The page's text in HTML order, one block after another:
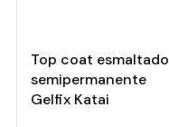
Top coat esmaltado
semipermanente
Gelfix Katai